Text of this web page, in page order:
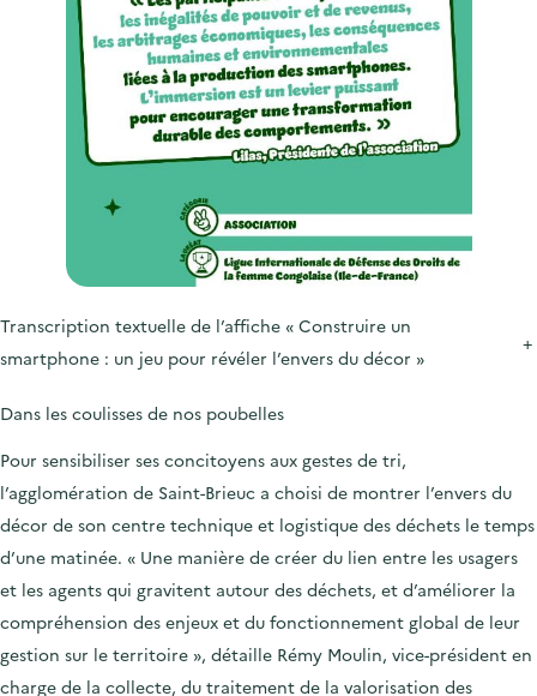
Transcription textuelle de l’affiche « Construire un
smartphone : un jeu pour révéler l’envers du décor »
+
Dans les coulisses de nos poubelles
Pour sensibiliser ses concitoyens aux gestes de tri,
l’agglomération de Saint-Brieuc a choisi de montrer l’envers du
décor de son centre technique et logistique des déchets le temps
d’une matinée. « Une manière de créer du lien entre les usagers
et les agents qui gravitent autour des déchets, et d’améliorer la
compréhension des enjeux et du fonctionnement global de leur
gestion sur le territoire », détaille Rémy Moulin, vice-président en
charge de la collecte, du traitement de la valorisation des